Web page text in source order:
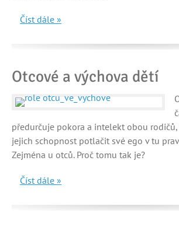
Číst dále »
Otcové a výchova dětí
předurčuje pokora a intelekt obou
jejich schopnost potlačit své ego v tu
Zejména u otců. Proč tomu tak je?
Číst dále »